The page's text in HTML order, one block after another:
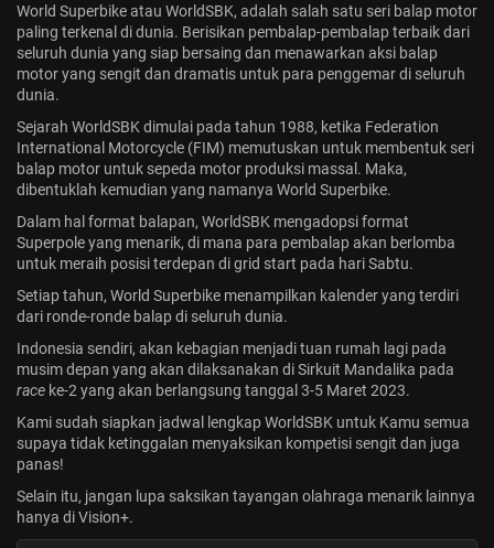
World Superbike atau WorldSBK, adalah salah satu seri balap motor
paling terkenal di dunia. Berisikan pembalap-pembalap terbaik dari
seluruh dunia yang siap bersaing dan menawarkan aksi balap
motor yang sengit dan dramatis untuk para penggemar di seluruh
dunia.
Sejarah WorldSBK dimulai pada tahun 1988, ketika Federation
International Motorcycle (FIM) memutuskan untuk membentuk seri
balap motor untuk sepeda motor produksi massal. Maka,
dibentuklah kemudian yang namanya World Superbike.
Dalam hal format balapan, WorldSBK mengadopsi format
Superpole yang menarik, di mana para pembalap akan berlomba
untuk meraih posisi terdepan di grid start pada hari Sabtu.
Setiap tahun, World Superbike menampilkan kalender yang terdiri
dari ronde-ronde balap di seluruh dunia.
Indonesia sendiri, akan kebagian menjadi tuan rumah lagi pada
musim depan yang akan dilaksanakan di Sirkuit Mandalika pada
race ke-2 yang akan berlangsung tanggal 3-5 Maret 2023.
Kami sudah siapkan jadwal lengkap WorldSBK untuk Kamu semua
supaya tidak ketinggalan menyaksikan kompetisi sengit dan juga
panas!
Selain itu, jangan lupa saksikan tayangan olahraga menarik lainnya
hanya di Vision+.